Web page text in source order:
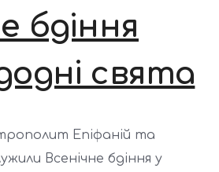
бдіння
свята
Епіфаній та
Всенічне бдіння у